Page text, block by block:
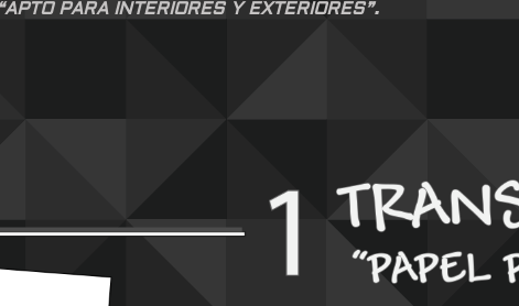
“APTO PARA INTERIORES Y EXTERIORES”.